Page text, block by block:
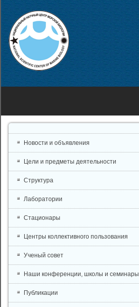
Новости и объявления
Цели и предметы деятельности
Структура
Лаборатории
Стационары
Центры коллективного пользования
Ученый совет
Наши конференции, школы и семинары
Публикации